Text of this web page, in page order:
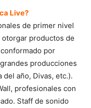
Live?
de primer nivel
productos de
por
producciones
año, Divas, etc.).
profesionales con
Staff de sonido